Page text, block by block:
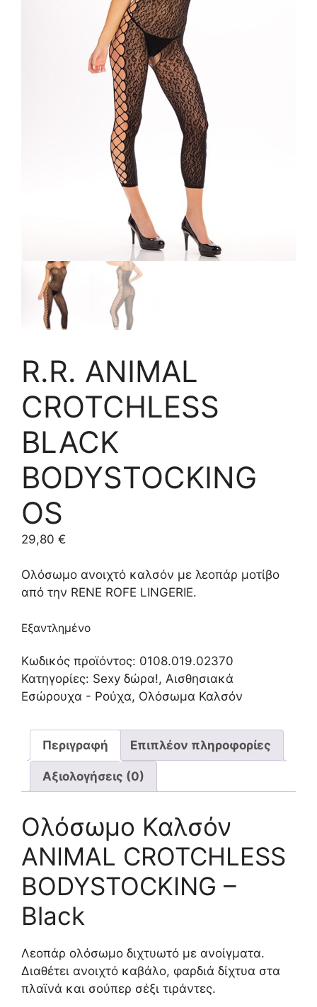
R.R. ANIMAL
CROTCHLESS
BLACK
BODYSTOCKING
OS
29,80 €
Ολόσωμο ανοιχτό καλσόν με λεοπάρ μοτίβο
από την RENE ROFE LINGERIE.
Εξαντλημένο
Κωδικός προϊόντος: 0108.019.02370
Κατηγορίες: Sexy δώρα!, Αισθησιακά
Εσώρουχα - Ρούχα, Ολόσωμα Καλσόν
Περιγραφή Επιπλέον πληροφορίες
Αξιολογήσεις (0)
Ολόσωμο Καλσόν
ANIMAL CROTCHLESS
BODYSTOCKING –
Black
Λεοπάρ ολόσωμο διχτυωτό με ανοίγματα.
Διαθέτει ανοιχτό καβάλο, φαρδιά δίχτυα στα
πλαϊνά και σούπερ σέξι τιράντες.